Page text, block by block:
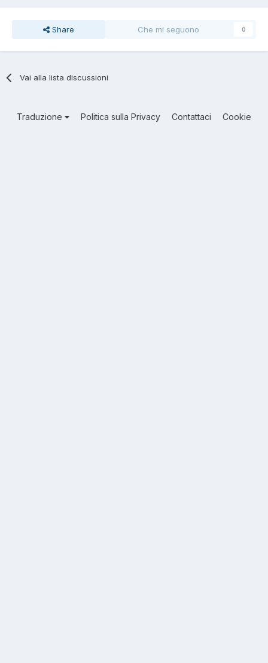
Share Che mi seguono 0
Vai alla lista discussioni
Traduzione Politica sulla Privacy Contattaci Cookie